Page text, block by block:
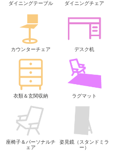
ダイニングテーブル ダイニングチェア
カウンターチェア デスク机
衣類＆玄関収納 ラグマット
座椅子＆パーソナルチ
ェア
姿見鏡（スタンドミラ
ー）